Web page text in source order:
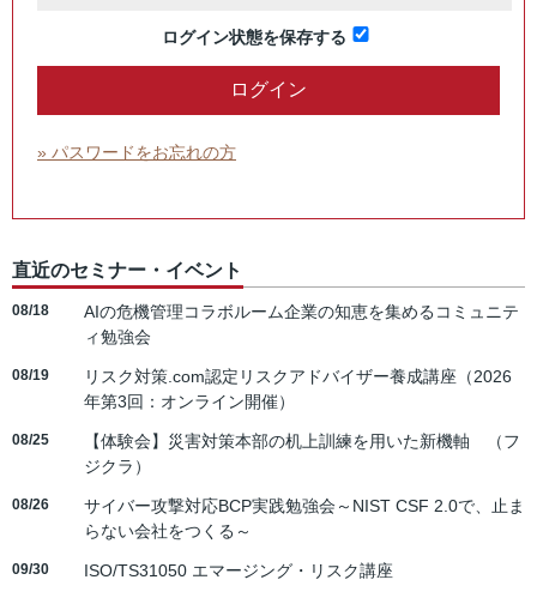
ログイン状態を保存する
» パスワードをお忘れの方
直近のセミナー・イベント
08/18
AIの危機管理コラボルーム企業の知恵を集めるコミュニテ
ィ勉強会
08/19
リスク対策.com認定リスクアドバイザー養成講座（2026
年第3回：オンライン開催）
08/25
【体験会】災害対策本部の机上訓練を用いた新機軸 （フ
ジクラ）
08/26
サイバー攻撃対応BCP実践勉強会～NIST CSF 2.0で、止ま
らない会社をつくる～
09/30 ISO/TS31050 エマージング・リスク講座